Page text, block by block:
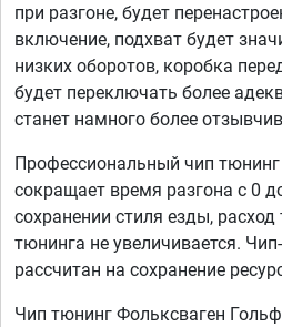
при разгоне, будет
включение, подхват будет
низких оборотов, коробка
будет переключать более
станет намного более
Профессиональный чип тюнинг
сокращает время разгона с 0
сохранении стиля езды,
тюнинга не увеличивается.
рассчитан на сохранение
Чип тюнинг Фольксваген